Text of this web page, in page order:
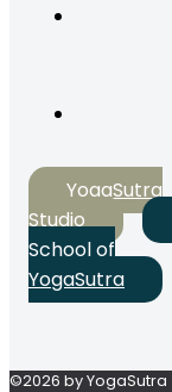
YogaSutra
Studio
School of
YogaSutra
©2026 by YogaSutra